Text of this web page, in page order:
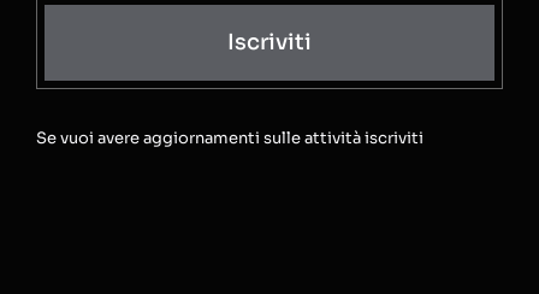
Iscriviti
Se vuoi avere aggiornamenti sulle attività iscriviti